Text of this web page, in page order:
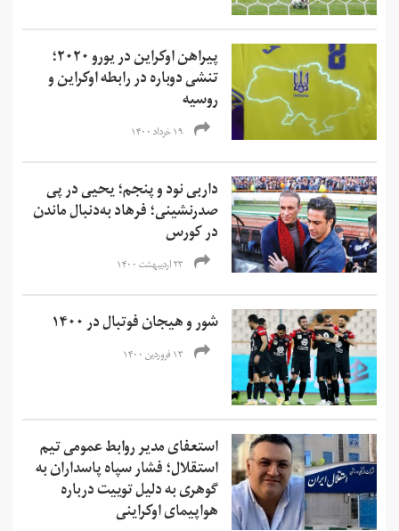
پیراهن اوکراین در یورو ۲۰۲۰؛
تنشی دوباره در رابطه اوکراین و
روسیه
۱۹ خرداد ۱۴۰۰
داربی نود و پنجم؛ یحیی در پی
صدرنشینی؛ فرهاد به‌دنبال ماندن
در کورس
۲۳ اردیبهشت ۱۴۰۰
شور و هیجان فوتبال در ۱۴۰۰
۱۳ فروردین ۱۴۰۰
استعفای مدیر روابط عمومی تیم
استقلال؛ فشار سپاه پاسداران به
گوهری به دلیل توییت‌ درباره
هواپیمای اوکراینی